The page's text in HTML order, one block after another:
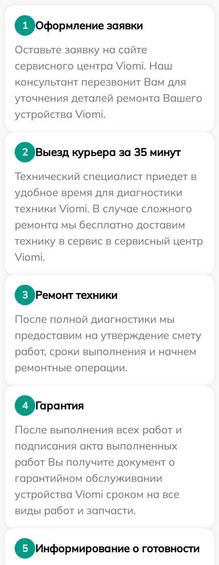
1
Оформление заявки
Оставьте заявку на сайте
сервисного центра Viomi. Наш
консультант перезвонит Вам для
уточнения деталей ремонта Вашего
устройства Viomi.
2
Выезд курьера за 35 минут
Технический специалист приедет в
удобное время для диагностики
техники Viomi. В случае сложного
ремонта мы бесплатно доставим
технику в сервис в сервисный центр
Viomi.
3
Ремонт техники
После полной диагностики мы
предоставим на утверждение смету
работ, сроки выполнения и начнем
ремонтные операции.
4
Гарантия
После выполнения всех работ и
подписания акта выполненных
работ Вы получите документ о
гарантийном обслуживании
устройства Viomi сроком на все
виды работ и запчасти.
5
Информирование о готовности